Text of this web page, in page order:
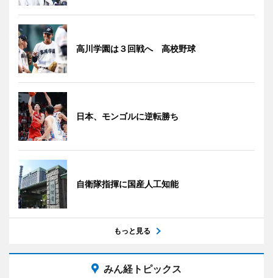
高川学園は３回戦へ 高校野球
日本、モンゴルに逆転勝ち
自衛隊指揮に国産人工知能
もっと見る
みん経トピックス